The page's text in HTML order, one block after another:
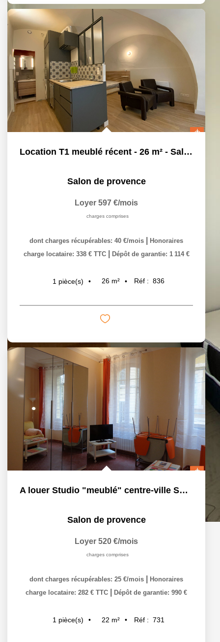
Location T1 meublé récent - 26 m² - Salon De Provence
Salon de provence
Loyer 597 €/mois
charges comprises
dont charges récupérables: 40 €/mois
Honoraires
charge locataire: 338 € TTC
Dépôt de garantie: 1 114 €
1 pièce(s) 26 m² Réf : 836
A louer Studio "meublé" centre-ville SALON-DE-PROVENCE
Salon de provence
Loyer 520 €/mois
charges comprises
dont charges récupérables: 25 €/mois
Honoraires
charge locataire: 282 € TTC
Dépôt de garantie: 990 €
1 pièce(s) 22 m² Réf : 731